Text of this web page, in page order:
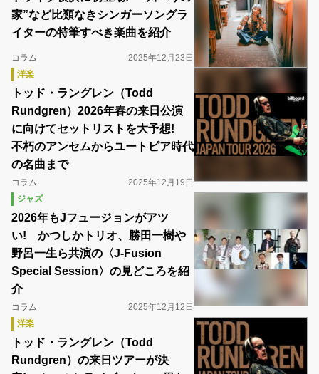
家”など比類なきシンガーソングラ
イターの特筆すべき楽曲を紹介
コラム
2025年12月23日
洋楽
トッド・ラングレン（Todd
Rundgren）2026年春の来日公演
に向けてセットリストを大予想!
不朽のアンセムからユートピア時代
の名曲まで
コラム
2025年12月19日
ジャズ
2026年もJフュージョンがアツ
い! かつしかトリオ、勝田一樹や
野呂一生ら共演の〈J-Fusion
Special Session〉の見どころを紹
介
コラム
2025年12月12日
洋楽
トッド・ラングレン（Todd
Rundgren）の来日ツアーが決